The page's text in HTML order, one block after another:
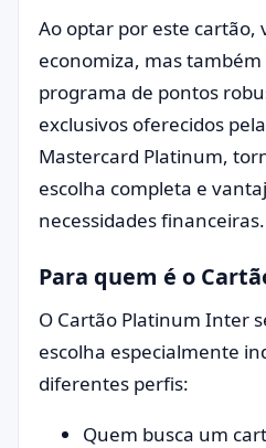
Ao optar por este cartão,
economiza, mas
programa de pontos
exclusivos oferecidos
Mastercard Platinum,
escolha completa e
necessidades financeiras.
Para quem é o
O Cartão Platinum Inter
escolha especialmente
diferentes perfis:
Quem busca um